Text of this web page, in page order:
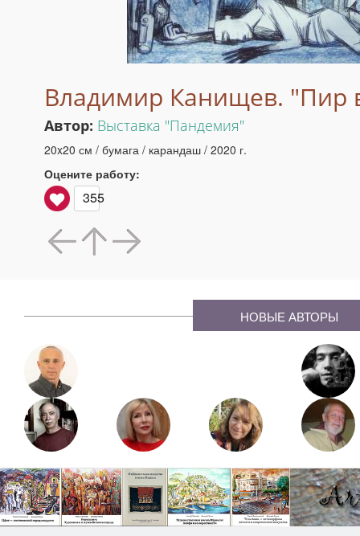
Владимир Канищев. "Пир
Автор: Выставка "Пандемия"
20x20 см / бумага / карандаш / 2020 г.
Оцените работу:
355
НОВЫЕ АВТОРЫ